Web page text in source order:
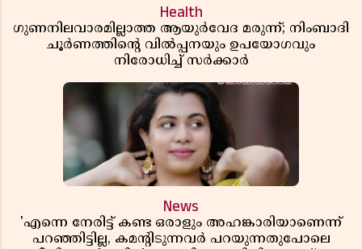
Health
ഗുണനിലവാരമില്ലാത്ത ആയുർവേദ മരുന്ന്; നിംബാദി
ചൂർണത്തിൻ്റെ വിൽപ്പനയും ഉപയോഗവും
നിരോധിച്ച് സർക്കാർ
News
'എന്നെ നേരിട്ട് കണ്ട ഒരാളും അഹങ്കാരിയാണെന്ന്
പറഞ്ഞിട്ടില്ല, കമൻ്റിടുന്നവർ പറയുന്നതുപോലെ